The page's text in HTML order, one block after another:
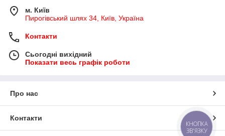
м. Київ
Пирогівський шлях 34, Київ, Україна
Контакти
Сьогодні вихідний
Показати весь графік роботи
Про нас
Контакти
КНОПКА
ЗВ'ЯЗКУ